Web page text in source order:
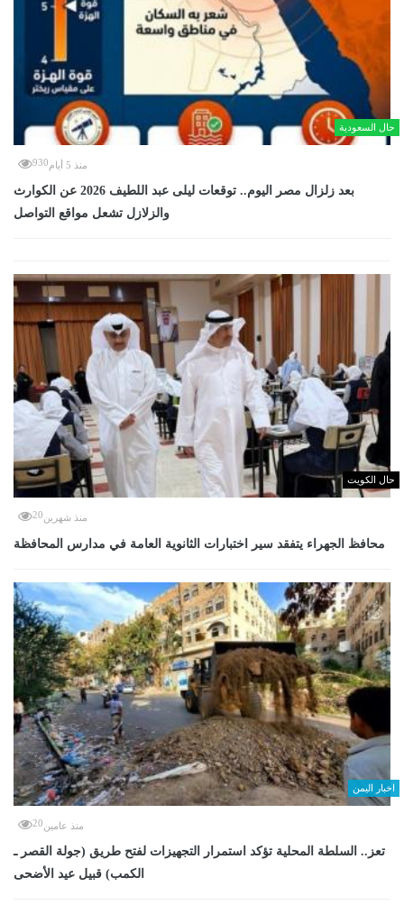
حال السعودية
منذ 5 أيام 930
بعد زلزال مصر اليوم.. توقعات ليلى عبد اللطيف 2026 عن الكوارث
والزلازل تشعل مواقع التواصل
حال الكويت
منذ شهرين20
محافظ الجهراء يتفقد سير اختبارات الثانوية العامة في مدارس المحافظة
اخبار اليمن
منذ عامين20
تعز.. السلطة المحلية تؤكد استمرار التجهيزات لفتح طريق (جولة القصر ـ
الكمب) قبيل عيد الأضحى